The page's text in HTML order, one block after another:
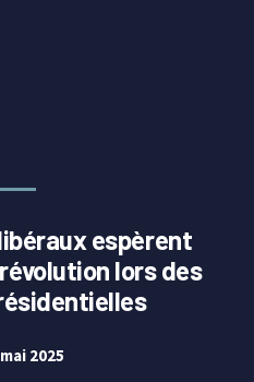
espèrent
lors des
2025